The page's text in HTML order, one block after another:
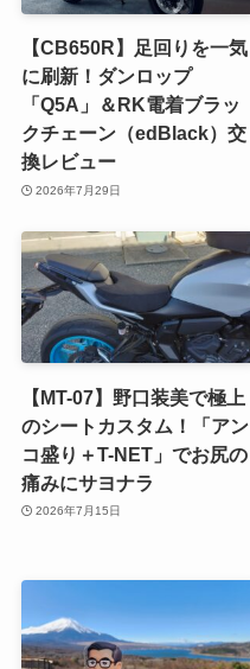
【CB650R】足回りを一気
に刷新！ダンロップ
「Q5A」＆RK電着ブラッ
クチェーン（edBlack）交
換レビュー
2026年7月29日
【MT-07】野口装美で極上
のシートカスタム！「アン
コ盛り＋T-NET」でお尻の
痛みにサヨナラ
2026年7月15日